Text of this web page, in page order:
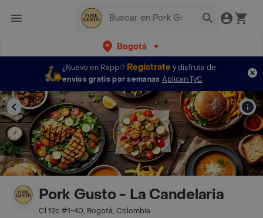
Bogotá
¿Nuevo en Rappi? Regístratey disfruta de
envíos gratis por semanas Aplican TyC
Pork Gusto - La Candelaria
Cl 12c #1-40, Bogotá, Colombia